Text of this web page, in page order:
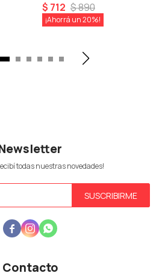
$ 712 $890
20
Contacto
todas nuestras novedades!
SUSCRIBIRME
  